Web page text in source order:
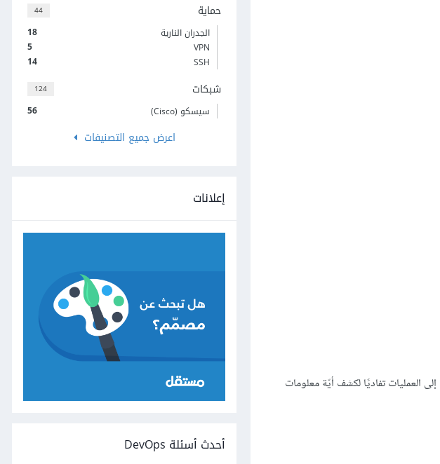
إلى العمليات تفاديًا لكشف أيّة معلومات
44 حماية
18
الجدران النارية
5
VPN
14
SSH
124 شبكات
56 سيسكو (Cisco)
اعرض جميع التصنيفات
إعلانات
أحدث أسئلة DevOps